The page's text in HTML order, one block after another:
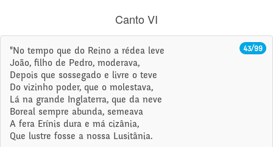
Canto VI
43/99
"No tempo que do Reino a rédea leve
João, filho de Pedro, moderava,
Depois que sossegado e livre o teve
Do vizinho poder, que o molestava,
Lá na grande Inglaterra, que da neve
Boreal sempre abunda, semeava
A fera Erínis dura e má cizânia,
Que lustre fosse a nossa Lusitânia.